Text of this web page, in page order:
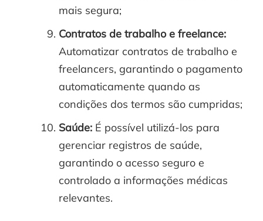
mais segura;
Contratos de trabalho e freelance:
Automatizar contratos de trabalho e
freelancers, garantindo o pagamento
automaticamente quando as
condições dos termos são cumpridas;
Saúde: É possível utilizá-los para
gerenciar registros de saúde,
garantindo o acesso seguro e
controlado a informações médicas
relevantes.